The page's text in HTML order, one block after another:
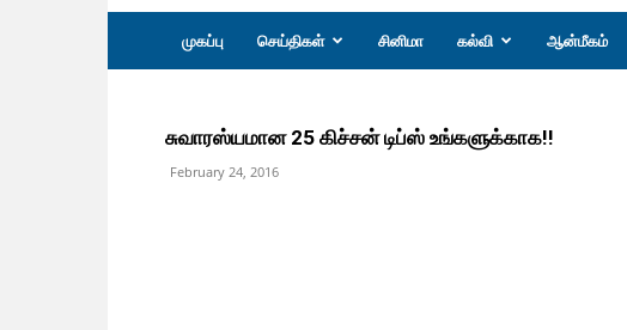
முகப்பு செய்திகள் சினிமா கல்வி ஆன்மீகம்
சுவாரஸ்யமான 25 கிச்சன் டிப்ஸ் உங்களுக்காக!!
February 24, 2016